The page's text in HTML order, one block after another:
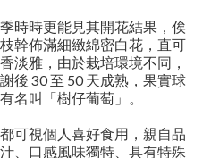
時時更能見其開花結果，俟
幹佈滿細緻綿密白花，直可
淡雅，由於栽培環境不同，
後 30 至 50 天成熟，果實球
名叫「樹仔葡萄」。
可視個人喜好食用，親自品
、口感風味獨特、具有特殊